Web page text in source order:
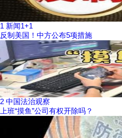
1 新闻1+1
反制美国！中方公布5项措施
2 中国法治观察
上班“摸鱼”公司有权开除吗？